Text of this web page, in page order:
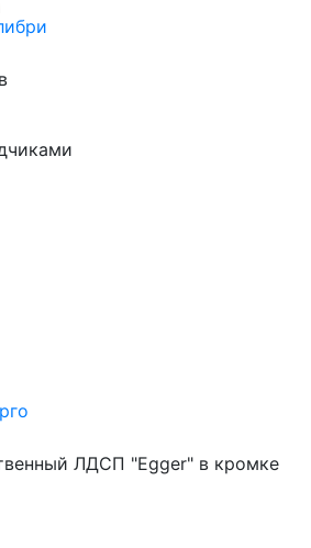
ЛДСП "Egger" в кромке